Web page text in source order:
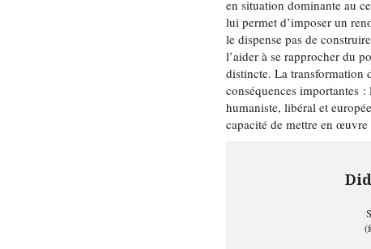
en situation dominante au
lui permet d’imposer un
le dispense pas de
l’aider à se rapprocher du
distincte. La transformation
conséquences importantes
humaniste, libéral et
capacité de mettre en œuvre